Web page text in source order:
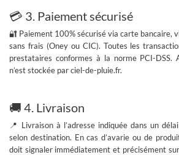
💳 3. Paiement sécurisé
🔐 Paiement 100% sécurisé via carte bancaire,
sans frais (Oney ou CIC). Toutes les
prestataires conformes à la norme PCI-DSS.
n’est stockée par ciel-de-pluie.fr.
🚚 4. Livraison
📍 Livraison à l’adresse indiquée dans un
selon destination. En cas d’avarie ou de
doit signaler immédiatement et précisément